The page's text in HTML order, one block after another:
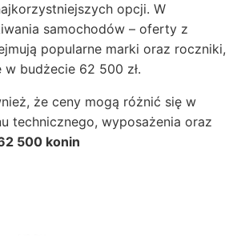
opcji. W
samochodów – oferty z
popularne marki oraz roczniki,
budżecie 62 500 zł.
że ceny mogą różnić się w
technicznego, wyposażenia oraz
500 konin